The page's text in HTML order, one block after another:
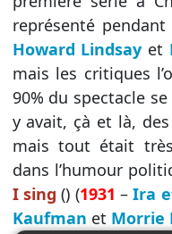
représenté
Howard Lindsay et
mais les critiques
90% du spectacle
y avait, çà et là,
mais tout était
dans l’humour
I sing () (1931 –Ira
Kaufman et Morrie